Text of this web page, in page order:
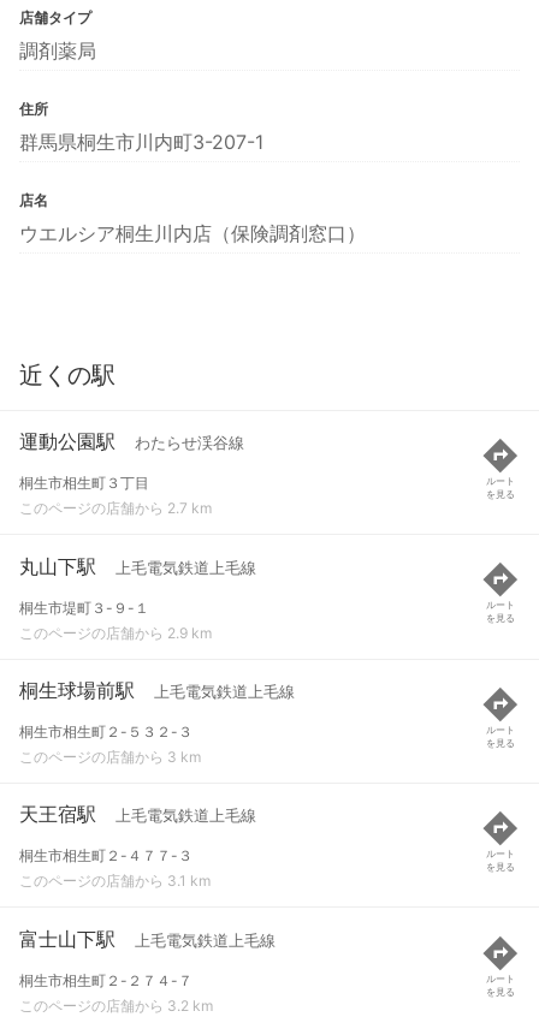
店舗タイプ
調剤薬局
住所
群馬県桐生市川内町3-207-1
店名
ウエルシア桐生川内店（保険調剤窓口）
近くの駅
運動公園駅 わたらせ渓谷線
桐生市相生町３丁目
このページの店舗から 2.7 km
ルート
を見る
丸山下駅 上毛電気鉄道上毛線
桐生市堤町３-９-１
このページの店舗から 2.9 km
ルート
を見る
桐生球場前駅 上毛電気鉄道上毛線
桐生市相生町２-５３２-３
このページの店舗から 3 km
ルート
を見る
天王宿駅 上毛電気鉄道上毛線
桐生市相生町２-４７７-３
このページの店舗から 3.1 km
ルート
を見る
富士山下駅 上毛電気鉄道上毛線
桐生市相生町２-２７４-７
このページの店舗から 3.2 km
ルート
を見る